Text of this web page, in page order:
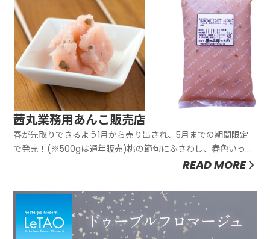
茜丸業務用あんこ販売店
春が先取りできるよう1月から売り出され、5月までの期間限定
で発売！(※500gは通年販売)桃の節句にふさわし、春色いっぱ
いのさくら味のあんこ。「あの桜もちのおいしさをあんこで
味わいの白あんを、自然素材の「紅麹」でほんのり桜色に色付
READ MORE